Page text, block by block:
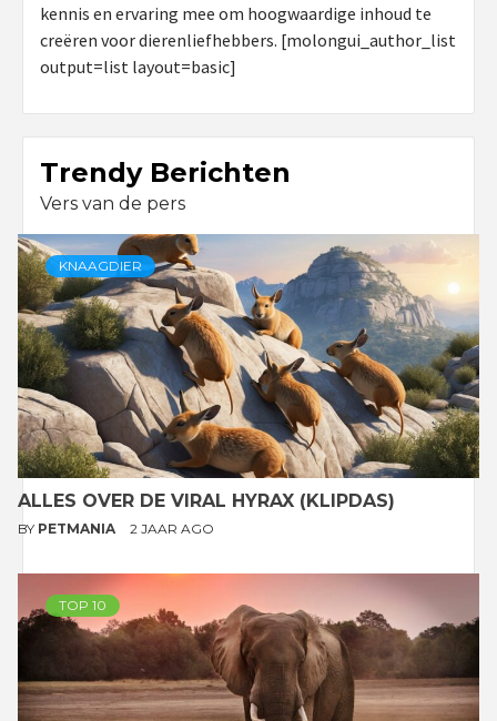
kennis en ervaring mee om hoogwaardige inhoud te
creëren voor dierenliefhebbers. [molongui_author_list
output=list layout=basic]
Trendy Berichten
Vers van de pers
KNAAGDIER
ALLES OVER DE VIRAL HYRAX (KLIPDAS)
BY PETMANIA 2 JAAR AGO
TOP 10